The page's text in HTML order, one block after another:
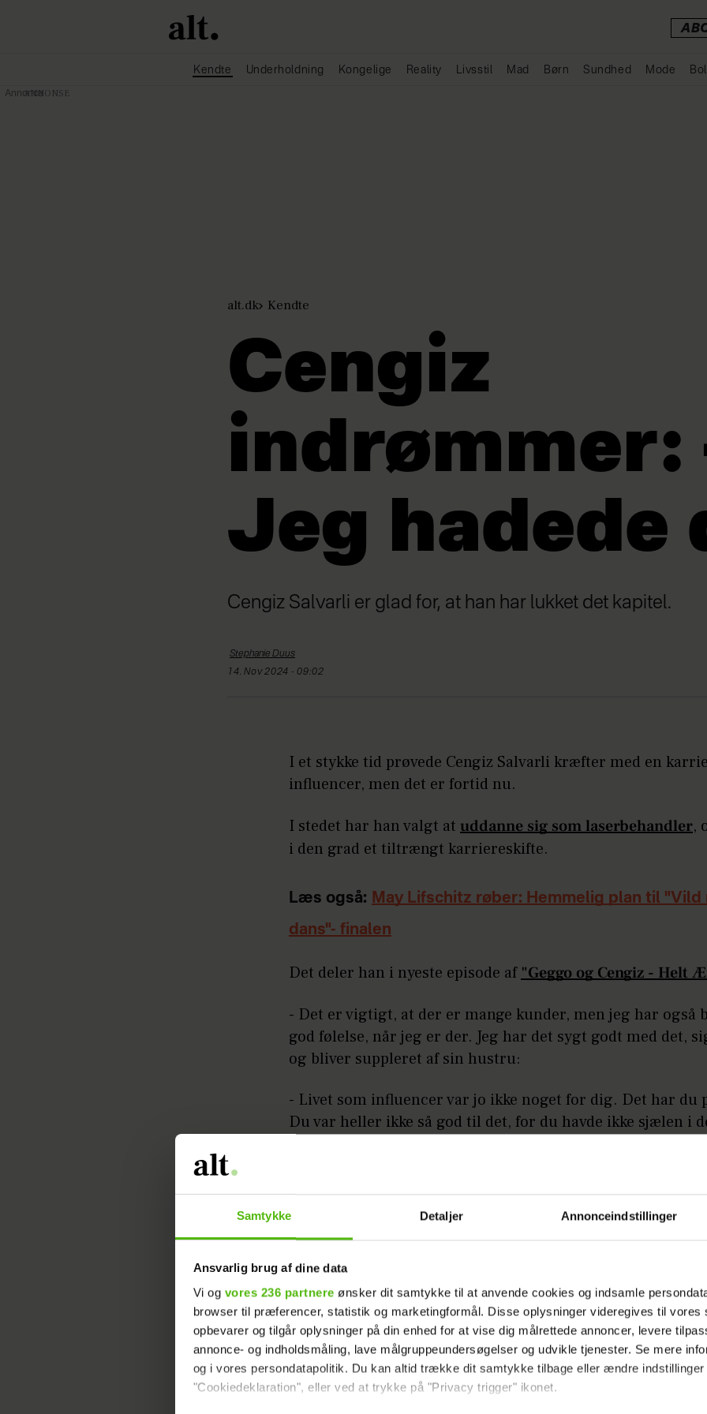
Samtykke Detaljer Annonceindstillinger
Ansvarlig brug af dine data
Vi og vores 236 partnere ønsker dit samtykke til at anvende cookies og indsamle
browser til præferencer, statistik og marketingformål. Disse oplysninger videregives til vores
opbevarer og tilgår oplysninger på din enhed for at vise dig målrettede annoncer, levere
annonce- og indholdsmåling, lave målgruppeundersøgelser og udvikle tjenester. Se mere
og i vores persondatapolitik. Du kan altid trække dit samtykke tilbage eller ændre indstillinger
"Cookiedeklaration", eller ved at trykke på "Privacy trigger" ikonet.
Kendte Underholdning Kongelige Reality Livsstil Mad Børn Sundhed Mode
alt.dk Kendte
Cengiz
indrømmer:
Jeg hadede
Cengiz Salvarli er glad for, at han har lukket det kapitel.
Stephanie Duus
14. Nov 2024 - 09:02
I et stykke tid prøvede Cengiz Salvarli kræfter med en
influencer, men det er fortid nu.
I stedet har han valgt at uddanne sig som laserbehandler,
i den grad et tiltrængt karriereskifte.
Læs også: May Lifschitz røber: Hemmelig plan til "Vild
dans"- finalen
Det deler han i nyeste episode af "Geggo og Cengiz - Helt
- Det er vigtigt, at der er mange kunder, men jeg har også
god følelse, når jeg er der. Jeg har det sygt godt med det,
og bliver suppleret af sin hustru:
- Livet som influencer var jo ikke noget for dig. Det har du
Du var heller ikke så god til det, for du havde ikke sjælen i
Afslører uventet forbindelse: Nu taler
- Nej, jeg hadede det, slår Cengiz fast om sit tidligere
sociale medier.
Foruden sit nye arbejde som laserbehandler har
også andre forretningseventyr bag sig.
Annonce